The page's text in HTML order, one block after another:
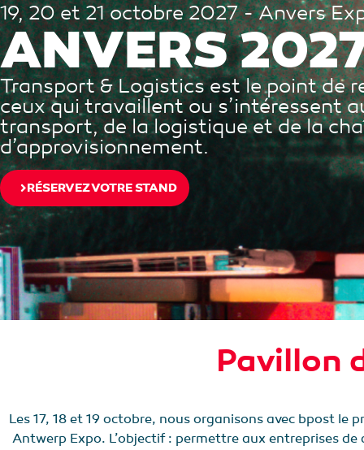
19, 20 et 21 octobre 2027 - Anvers
ANVERS
Transport & Logistics est le point de
ceux qui travaillent ou s’intéressent
transport, de la logistique et de la
d’approvisionnement.
RÉSERVEZ VOTRE STAND
Pavillon
Les 17, 18 et 19 octobre, nous organisons avec bpost
Antwerp Expo. L’objectif : permettre aux entreprises